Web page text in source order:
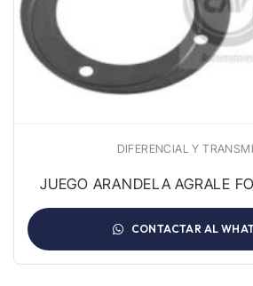
DIFERENCIAL Y
JUEGO ARANDELA AGRALE
CONTACTAR AL